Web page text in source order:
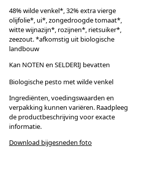
48% wilde venkel*, 32% extra vierge
olijfolie*, ui*, zongedroogde tomaat*,
witte wijnazijn*, rozijnen*, rietsuiker*,
zeezout. *afkomstig uit biologische
landbouw
Kan NOTEN en SELDERIJ bevatten
Biologische pesto met wilde venkel
Ingrediënten, voedingswaarden en
verpakking kunnen variëren. Raadpleeg
de productbeschrijving voor exacte
informatie.
Download bijgesneden foto